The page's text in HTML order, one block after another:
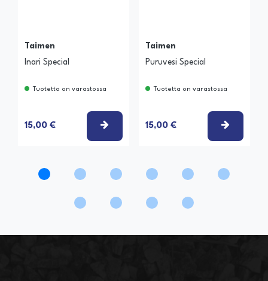
Taimen
Inari Special
Tuotetta on varastossa
15,00 € VALITSE VAIHTOEHTO
Taimen
Puruvesi Special
Tuotetta on varastossa
15,00 €